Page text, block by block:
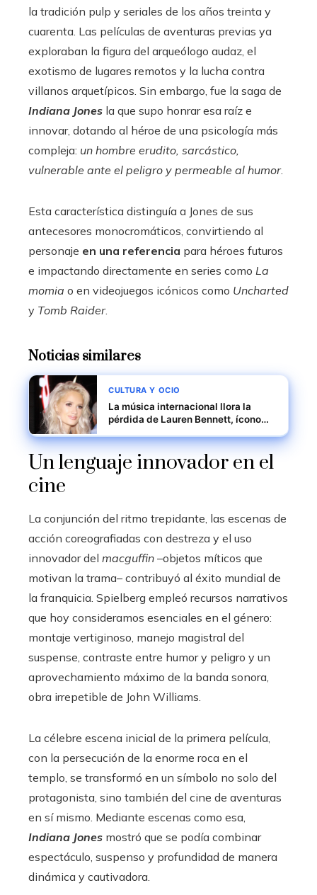
la tradición pulp y seriales de los años treinta y
cuarenta. Las películas de aventuras previas ya
exploraban la figura del arqueólogo audaz, el
exotismo de lugares remotos y la lucha contra
villanos arquetípicos. Sin embargo, fue la saga de
Indiana Jones la que supo honrar esa raíz e
innovar, dotando al héroe de una psicología más
compleja: un hombre erudito, sarcástico,
vulnerable ante el peligro y permeable al humor.
Esta característica distinguía a Jones de sus
antecesores monocromáticos, convirtiendo al
personaje en una referencia para héroes futuros
e impactando directamente en series como La
momia o en videojuegos icónicos como Uncharted
y Tomb Raider.
Noticias similares
CULTURA Y OCIO
La música internacional llora la
pérdida de Lauren Bennett, ícono
Un lenguaje innovador en el
cine
La conjunción del ritmo trepidante, las escenas de
acción coreografiadas con destreza y el uso
innovador del macguffin –objetos míticos que
motivan la trama– contribuyó al éxito mundial de
la franquicia. Spielberg empleó recursos narrativos
que hoy consideramos esenciales en el género:
montaje vertiginoso, manejo magistral del
suspense, contraste entre humor y peligro y un
aprovechamiento máximo de la banda sonora,
obra irrepetible de John Williams.
La célebre escena inicial de la primera película,
con la persecución de la enorme roca en el
templo, se transformó en un símbolo no solo del
protagonista, sino también del cine de aventuras
en sí mismo. Mediante escenas como esa,
Indiana Jones mostró que se podía combinar
espectáculo, suspenso y profundidad de manera
dinámica y cautivadora.